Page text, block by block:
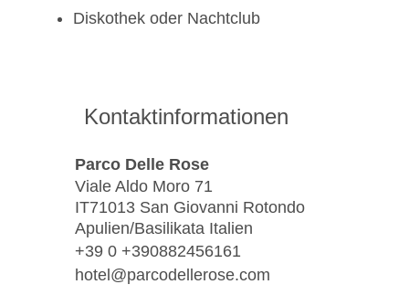
Diskothek oder Nachtclub
Kontaktinformationen
Parco Delle Rose
Viale Aldo Moro 71
IT71013 San Giovanni Rotondo
Apulien/Basilikata Italien
+39 0 +390882456161
hotel@parcodellerose.com